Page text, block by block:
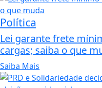
Política
Lei garante frete
cargas; saiba o que
Saiba Mais